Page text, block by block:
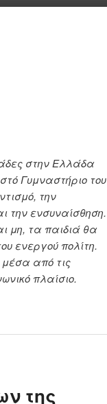
στην Ελλάδα
Γυμναστήριο του
την
την ενσυναίσθηση.
μη, τα παιδιά θα
ενεργού πολίτη.
από τις
πλαίσιο.
της